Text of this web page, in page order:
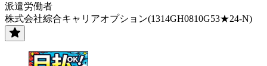
派遣労働者
株式会社綜合キャリアオプション(1314GH0810G53★24-N)